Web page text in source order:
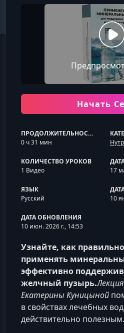
Начать
ПРОДОЛЖИТЕЛЬНОСТЬ
0 ч 31 мин
КОЛИЧЕСТВО УРОКОВ
1 Видео
17
ЯЗЫК
Русский
10
ДАТА ОБНОВЛЕНИЯ
10 июн. 2026 г., 14:53
Узнайте, как
применять
эффективно
желчный пузырь.
Екатерины Куницыной
в свойствах лечебных
действительно полезным.